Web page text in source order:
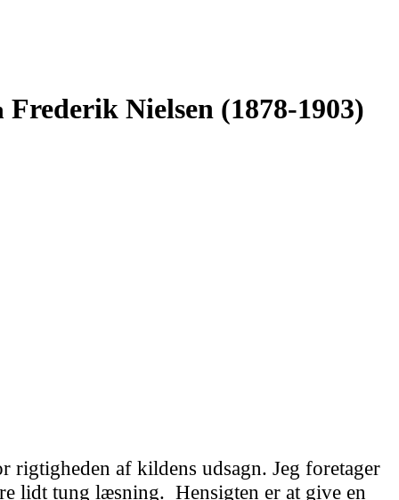
Frederik Nielsen (1878-1903)
af kildens udsagn. Jeg foretager
lidt tung læsning. Hensigten er at give en